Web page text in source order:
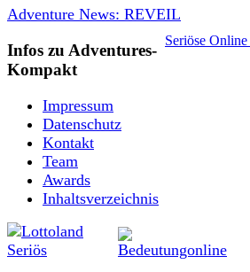
Adventure News: REVEIL
Seriöse
Infos zu Adventures-
Kompakt
Impressum
Datenschutz
Kontakt
Team
Awards
Inhaltsverzeichnis